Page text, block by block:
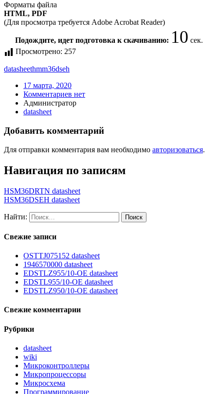
Форматы файла
HTML, PDF
(Для просмотра требуется Adobe Acrobat Reader)
Подождите, идет подготовка к скачиванию: 10 сек.
Просмотрено: 257
datasheethmm36dseh
17 марта, 2020
Комментариев нет
Администратор
datasheet
Добавить комментарий
Для отправки комментария вам необходимо авторизоваться.
Навигация по записям
HSM36DRTN datasheet
HSM36DSEH datasheet
Найти:
Свежие записи
OSTTJ075152 datasheet
1946570000 datasheet
EDSTLZ955/10-OE datasheet
EDSTL955/10-OE datasheet
EDSTLZ950/10-OE datasheet
Свежие комментарии
Рубрики
datasheet
wiki
Микроконтроллеры
Микропроцессоры
Микросхема
Программирование